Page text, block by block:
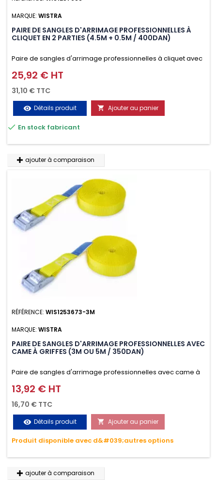
MARQUE: WISTRA
PAIRE DE SANGLES D'ARRIMAGE PROFESSIONNELLES À
CLIQUET EN 2 PARTIES (4.5M + 0.5M / 400DAN)
Paire de sangles d'arrimage professionnelles à cliquet avec
crochet en 2 parties (4.5M + 0.5M / 400daN), simple et rapide
d'utilisation. Permet d'arrimer et de sécuriser
vos chargements pendant le transport. Matière polyester
très résistante aux UV et aux variations de températures,
n'absorbe pas l'eau.
Prix
25,92 € HT
31,10 € TTC
visibility Détails produit  Ajouter au panier
 En stock fabricant
ajouter à comparaison
RÉFÉRENCE: WIS1253673-3M
MARQUE: WISTRA
PAIRE DE SANGLES D'ARRIMAGE PROFESSIONNELLES AVEC
CAME À GRIFFES (3M OU 5M / 350DAN)
Paire de sangles d'arrimage professionnelles avec came à
griffes (3M ou 5M / 350daN), simple et rapide d'utilisation.
Permet d'arrimer et de sécuriser vos chargements pendant
le transport. Matière polyester très résistante aux UV et aux
variations de températures, n'absorbe pas l'eau.
Prix
13,92 € HT
16,70 € TTC
visibility Détails produit  Ajouter au panier
Produit disponible avec d&#039;autres options
ajouter à comparaison